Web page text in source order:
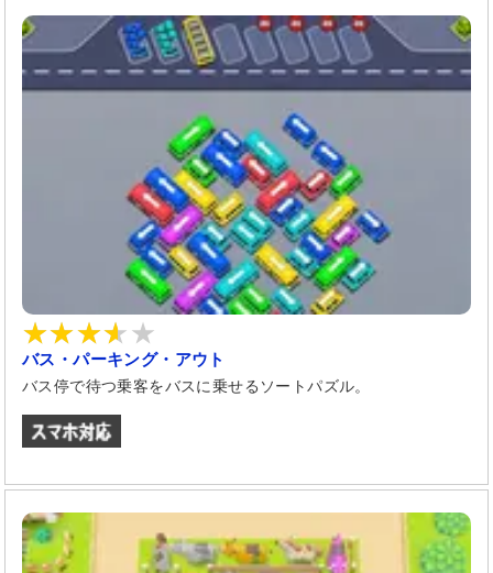
バス・パーキング・アウト
バス停で待つ乗客をバスに乗せるソートパズル。